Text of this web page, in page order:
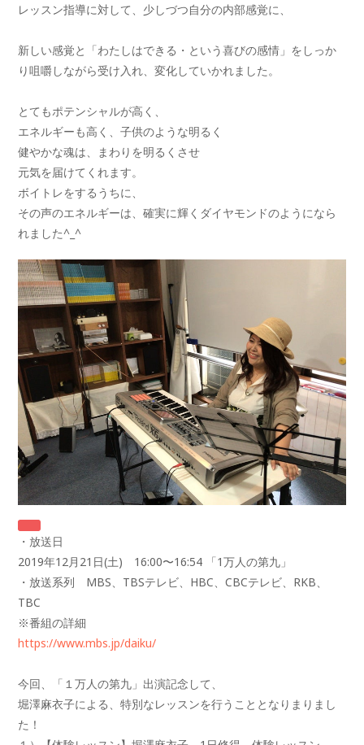
レッスン指導に対して、少しづつ自分の内部感覚に、
新しい感覚と「わたしはできる・という喜びの感情」をしっか
り咀嚼しながら受け入れ、変化していかれました。
とてもポテンシャルが高く、
エネルギーも高く、子供のような明るく
健やかな魂は、まわりを明るくさせ
元気を届けてくれます。
ボイトレをするうちに、
その声のエネルギーは、確実に輝くダイヤモンドのようになら
れました^_^
・放送日
2019年12月21日(土) 16:00〜16:54 「1万人の第九」
・放送系列 MBS、TBSテレビ、HBC、CBCテレビ、RKB、
TBC
※番組の詳細
https://www.mbs.jp/daiku/
今回、「１万人の第九」出演記念して、
堀澤麻衣子による、特別なレッスンを行うこととなりまりまし
た！